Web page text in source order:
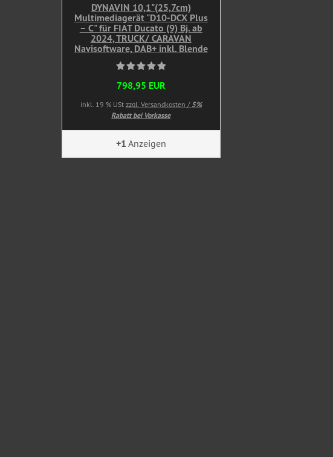
DYNAVIN 10,1"(25,7cm)
Multimediagerät "D10-DCX Plus
– C" für FIAT Ducato (9) Bj. ab
2024, TRUCK/ CARAVAN
Navisoftware, DAB+ inkl. Blende
798,95 EUR
inkl. 19 % USt zzgl. Versandkosten / 5%
Rabatt bei Vorkasse
+1 Anzeigen